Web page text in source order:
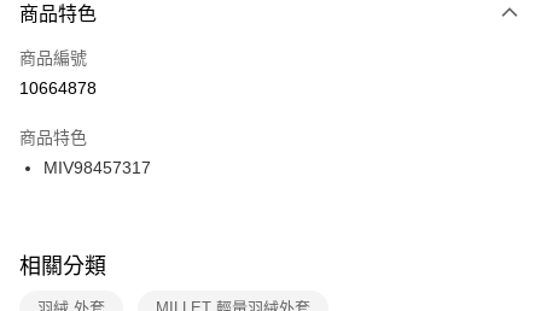
３．安心：先確認商品／服務後，再付款。
【「AFTEE先享後付」結帳流程】
１．於結帳方式選擇「AFTEE先享後付」後，將跳轉至「AFTEE先享後付」
２．訂單成立數日內，您將收到繳費通知簡訊。
３．收到繳費通知簡訊後14天內，點擊此簡訊中的連結，可透過四大超商／
ATM／網路銀行／等多元方式進行付款，方視為交易完成。
※ 交易是否成功請以「AFTEE先享後付 」之結帳頁面顯示為準，若有關於
是否繳費成功／繳費後需取消欲退款等相關疑問，請聯繫「AFTEE先享後付
客戶支援中心」
https://netprotections.freshdesk.com/support/home
每筆NT$100，滿NT$1,500(含以上)免運費
宅配
每筆NT$100，滿NT$1,500(含以上)免運費
付款後門市自取
每筆NT$100，滿NT$1,500(含以上)免運費
商品特色
商品編號
10664878
商品特色
MIV98457317
相關分類
羽絨 外套 MILLET 輕量羽絨外套